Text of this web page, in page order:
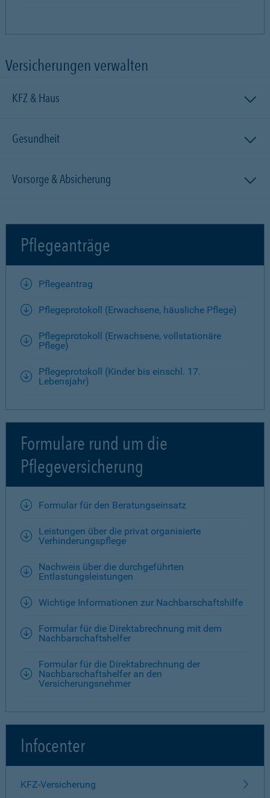
Versicherungen verwalten
KFZ & Haus
Gesundheit
Vorsorge & Absicherung
Pflegeanträge
Pflegeantrag
Pflegeprotokoll (Erwachsene, häusliche Pflege)
Pflegeprotokoll (Erwachsene, vollstationäre
Pflege)
Pflegeprotokoll (Kinder bis einschl. 17.
Lebensjahr)
Formulare rund um die
Pflegeversicherung
Formular für den Beratungseinsatz
Leistungen über die privat organisierte
Verhinderungspflege
Nachweis über die durchgeführten
Entlastungsleistungen
Wichtige Informationen zur Nachbarschaftshilfe
Formular für die Direktabrechnung mit dem
Nachbarschaftshelfer
Formular für die Direktabrechnung der
Nachbarschaftshelfer an den
Versicherungsnehmer
Infocenter
KFZ-Versicherung